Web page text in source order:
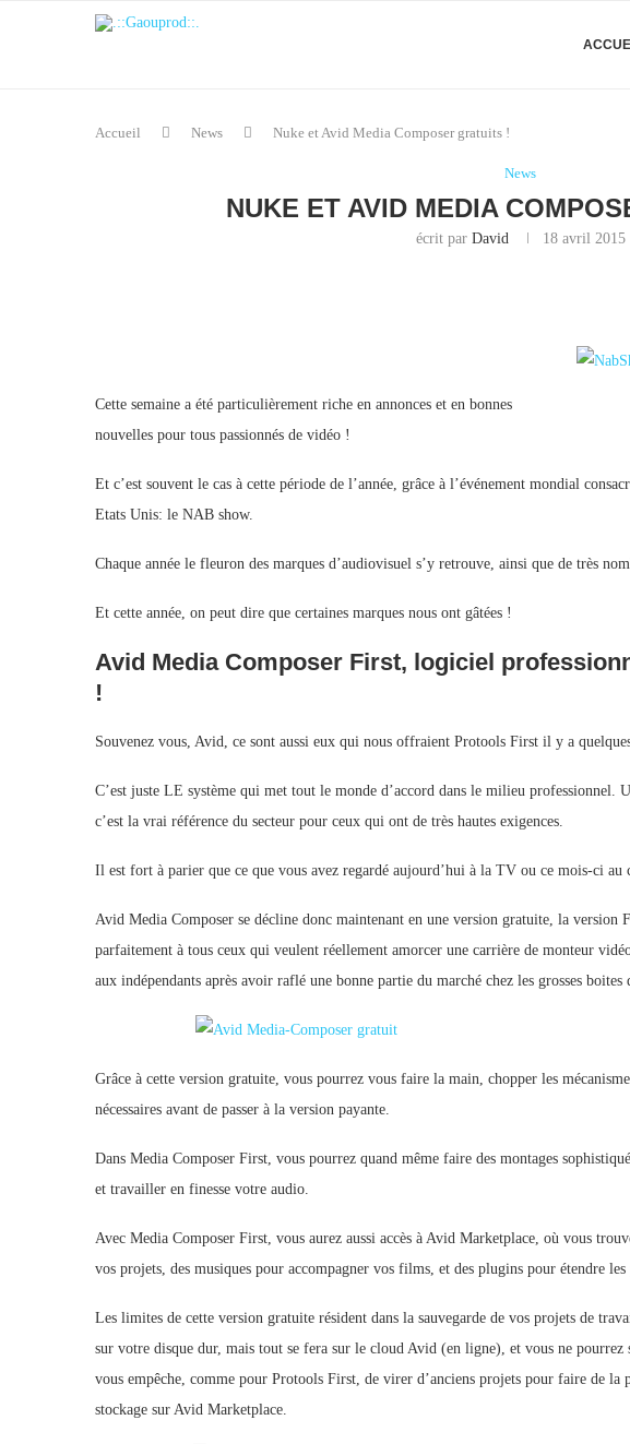
Accueil News Nuke et Avid Media Composer gratuits !
News
NUKE ET AVID MEDIA
écrit par David 18 avril 2015
Cette semaine a été particulièrement riche en annonces et en bonnes
nouvelles pour tous passionnés de vidéo !
Et c’est souvent le cas à cette période de l’année, grâce à l’événement mondial
Etats Unis: le NAB show.
Chaque année le fleuron des marques d’audiovisuel s’y retrouve, ainsi que de très
Et cette année, on peut dire que certaines marques nous ont gâtées !
Avid Media Composer First, logiciel
!
Souvenez vous, Avid, ce sont aussi eux qui nous offraient Protools First il y a
C’est juste LE système qui met tout le monde d’accord dans le milieu professionnel.
c’est la vrai référence du secteur pour ceux qui ont de très hautes exigences.
Il est fort à parier que ce que vous avez regardé aujourd’hui à la TV ou ce mois-ci au
Avid Media Composer se décline donc maintenant en une version gratuite, la version
parfaitement à tous ceux qui veulent réellement amorcer une carrière de monteur
aux indépendants après avoir raflé une bonne partie du marché chez les grosses boites
Grâce à cette version gratuite, vous pourrez vous faire la main, chopper les
nécessaires avant de passer à la version payante.
Dans Media Composer First, vous pourrez quand même faire des montages
et travailler en finesse votre audio.
Avec Media Composer First, vous aurez aussi accès à Avid Marketplace, où vous
vos projets, des musiques pour accompagner vos films, et des plugins pour étendre
Les limites de cette version gratuite résident dans la sauvegarde de vos projets de
sur votre disque dur, mais tout se fera sur le cloud Avid (en ligne), et vous ne pourrez
vous empêche, comme pour Protools First, de virer d’anciens projets pour faire de la
stockage sur Avid Marketplace.